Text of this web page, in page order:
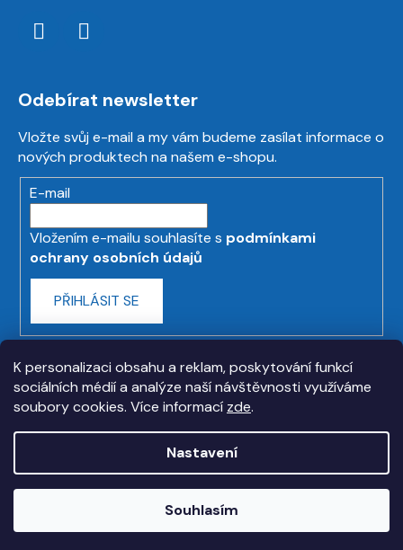
K personalizaci obsahu a reklam, poskytování funkcí
sociálních médií a analýze naší návštěvnosti využíváme
soubory cookies. Více informací zde.
Nastavení
Souhlasím
Odebírat newsletter
Vložte svůj e-mail a my vám budeme zasílat informace o
nových produktech na našem e-shopu.
E-mail
Vložením e-mailu souhlasíte s podmínkami
ochrany osobních údajů
PŘIHLÁSIT SE
Vytvořil Shoptet
askmt.com
vyhrazena.Upravit nastavení cookies